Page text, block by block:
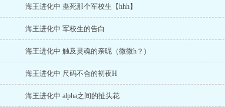
海王进化中 蛊死那个军校生【hhh】
海王进化中 军校生的告白
海王进化中 触及灵魂的亲昵（微微h？)
海王进化中 尺码不合的初夜H
海王进化中 alpha之间的扯头花